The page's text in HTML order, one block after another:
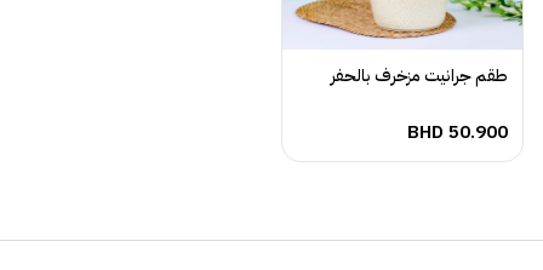
طقم جرانيت مزخرف بالحفر
BHD 50.900